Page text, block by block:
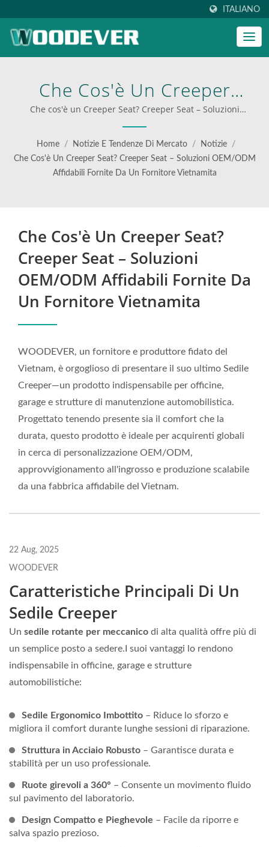
ITALIANO
Che Cos'è Un Creeper
Seat? Creeper Seat –
Soluzioni OEM/ODM
Affidabili Fornite Da Un
Movimentazione Dei
Materiali Di WOODEVER—
Costruite Per Durare
Che cos'è un Creeper Seat? Creeper Seat – Soluzioni
OEM/ODM affidabili fornite da un fornitore vietnamita |
migliori carrelli pieghevoli per la logistica
Home / Notizie E Tendenze Di Mercato / Notizie
/
Che Cos'è Un Creeper Seat? Creeper Seat – Soluzioni OEM/ODM
Affidabili Fornite Da Un Fornitore Vietnamita
Che Cos'è Un Creeper Seat?
Creeper Seat – Soluzioni
OEM/ODM Affidabili Fornite Da
Un Fornitore Vietnamita
WOODEVER, un fornitore e produttore fidato del
Vietnam, è orgoglioso di presentare il suo ultimo Sedile
Creeper—un prodotto indispensabile per officine,
garage e strutture di manutenzione automobilistica.
Progettato tenendo presente sia il comfort che la
durata, questo prodotto è ideale per acquirenti globali
in cerca di personalizzazione OEM/ODM,
approvvigionamento all'ingrosso e produzione scalabile
da una fabbrica affidabile del Vietnam.
22 Aug, 2025
WOODEVER
Caratteristiche Principali Di Un
Sedile Creeper
Un sedile rotante per meccanico di alta qualità offre più di
un semplice posto a sedere.I suoi vantaggi lo rendono
indispensabile in officine, garage e strutture
automobilistiche:
Sedile Ergonomico Imbottito – Riduce lo sforzo e
migliora il comfort durante lunghe sessioni di riparazione.
Struttura in Acciaio Robusto – Garantisce durata e
stabilità per un uso professionale.
Ruote girevoli a 360° – Consente un movimento fluido
sul pavimento del laboratorio.
Design Compatto e Pieghevole – Facile da riporre e
salva spazio prezioso.